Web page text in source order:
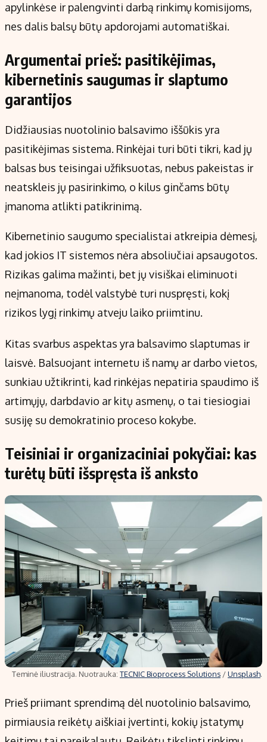
apylinkėse ir palengvinti darbą rinkimų komisijoms,
nes dalis balsų būtų apdorojami automatiškai.
Argumentai prieš: pasitikėjimas,
kibernetinis saugumas ir slaptumo
garantijos
Didžiausias nuotolinio balsavimo iššūkis yra
pasitikėjimas sistema. Rinkėjai turi būti tikri, kad jų
balsas bus teisingai užfiksuotas, nebus pakeistas ir
neatskleis jų pasirinkimo, o kilus ginčams būtų
įmanoma atlikti patikrinimą.
Kibernetinio saugumo specialistai atkreipia dėmesį,
kad jokios IT sistemos nėra absoliučiai apsaugotos.
Rizikas galima mažinti, bet jų visiškai eliminuoti
neįmanoma, todėl valstybė turi nuspręsti, kokį
rizikos lygį rinkimų atveju laiko priimtinu.
Kitas svarbus aspektas yra balsavimo slaptumas ir
laisvė. Balsuojant internetu iš namų ar darbo vietos,
sunkiau užtikrinti, kad rinkėjas nepatiria spaudimo iš
artimųjų, darbdavio ar kitų asmenų, o tai tiesiogiai
susiję su demokratinio proceso kokybe.
Teisiniai ir organizaciniai pokyčiai: kas
turėtų būti išspręsta iš anksto
Teminė iliustracija. Nuotrauka: TECNIC Bioprocess Solutions /Unsplash.
Prieš priimant sprendimą dėl nuotolinio balsavimo,
pirmiausia reikėtų aiškiai įvertinti, kokių įstatymų